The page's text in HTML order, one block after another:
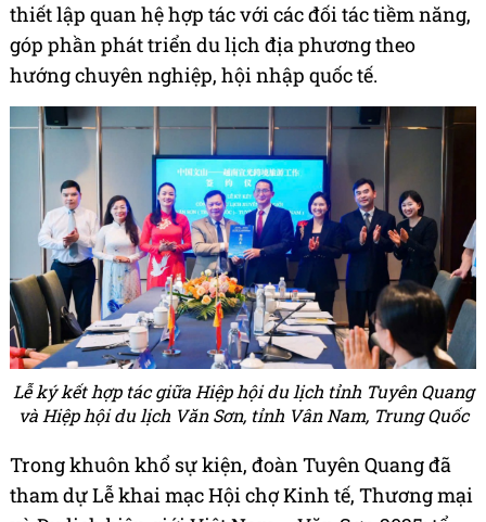
thiết lập quan hệ hợp tác với các đối tác tiềm năng,
góp phần phát triển du lịch địa phương theo
hướng chuyên nghiệp, hội nhập quốc tế.
Lễ ký kết hợp tác giữa Hiệp hội du lịch tỉnh Tuyên Quang
và Hiệp hội du lịch Văn Sơn, tỉnh Vân Nam, Trung Quốc
Trong khuôn khổ sự kiện, đoàn Tuyên Quang đã
tham dự Lễ khai mạc Hội chợ Kinh tế, Thương mại